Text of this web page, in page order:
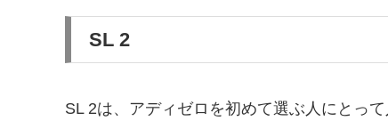
SL 2
SL 2は、アディゼロを初めて選ぶ人にとっ